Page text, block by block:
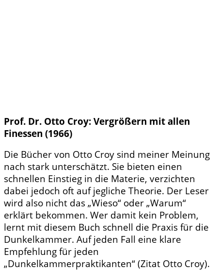
Prof. Dr. Otto Croy: Vergrößern mit allen
Finessen (1966)
Die Bücher von Otto Croy sind meiner Meinung
nach stark unterschätzt. Sie bieten einen
schnellen Einstieg in die Materie, verzichten
dabei jedoch oft auf jegliche Theorie. Der Leser
wird also nicht das „Wieso“ oder „Warum“
erklärt bekommen. Wer damit kein Problem,
lernt mit diesem Buch schnell die Praxis für die
Dunkelkammer. Auf jeden Fall eine klare
Empfehlung für jeden
„Dunkelkammerpraktikanten“ (Zitat Otto Croy).